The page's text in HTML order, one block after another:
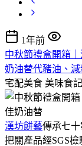
1年前
中秋節禮盒開箱
奶油替代豬油、
宅配美食 美味食記
漢坊餅藝傳承七
把關產品經SGS